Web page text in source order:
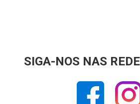
SIGA-NOS NAS